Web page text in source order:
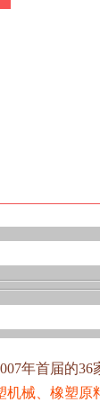
年首届的
机械、橡塑原